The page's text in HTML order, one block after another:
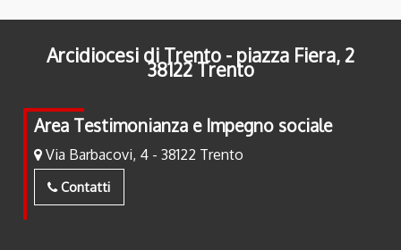
Arcidiocesi di Trento - piazza Fiera, 2
38122 Trento
Area Testimonianza e Impegno sociale
Via Barbacovi, 4 - 38122 Trento
Contatti